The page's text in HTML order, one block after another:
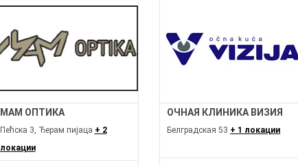
МАМ ОПТИКА
Пећска 3, Ђерам пијаца + 2
локации
ОЧНАЯ КЛИНИКА ВИЗИЯ
Белградская 53 + 1 локации